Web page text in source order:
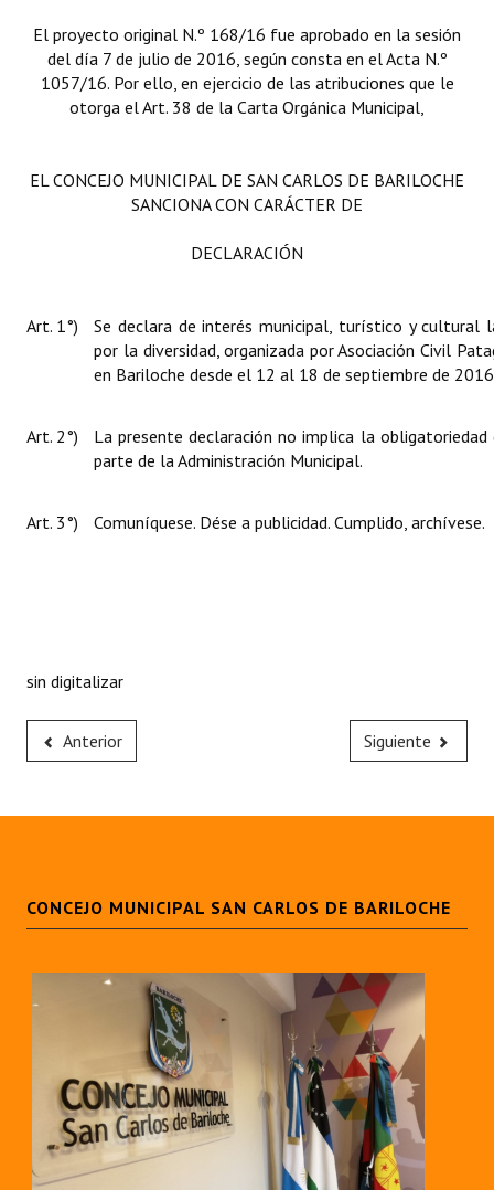
El proyecto original N.º 168/16 fue aprobado en la sesión
del día 7 de julio de 2016, según consta en el Acta N.º
1057/16. Por ello, en ejercicio de las atribuciones que le
otorga el Art. 38 de la Carta Orgánica Municipal,
EL CONCEJO MUNICIPAL DE SAN CARLOS DE BARILOCHE
SANCIONA CON CARÁCTER DE
DECLARACIÓN
Art. 1°)
Se declara de interés municipal, turístico y cultural
por la diversidad, organizada por Asociación Civil
en Bariloche desde el 12 al 18 de septiembre de
Art. 2°)
La presente declaración no implica la
parte de la Administración Municipal.
Art. 3°) Comuníquese. Dése a publicidad. Cumplido, archívese.
sin digitalizar
Anterior Siguiente
CONCEJO MUNICIPAL SAN CARLOS DE BARILOCHE